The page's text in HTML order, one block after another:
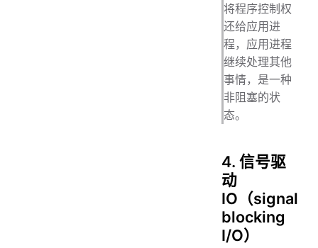
将程序控制权
还给应用进
程，应用进程
继续处理其他
事情，是一种
非阻塞的状
态。
4. 信号驱
动
IO（signal
blocking
I/O）